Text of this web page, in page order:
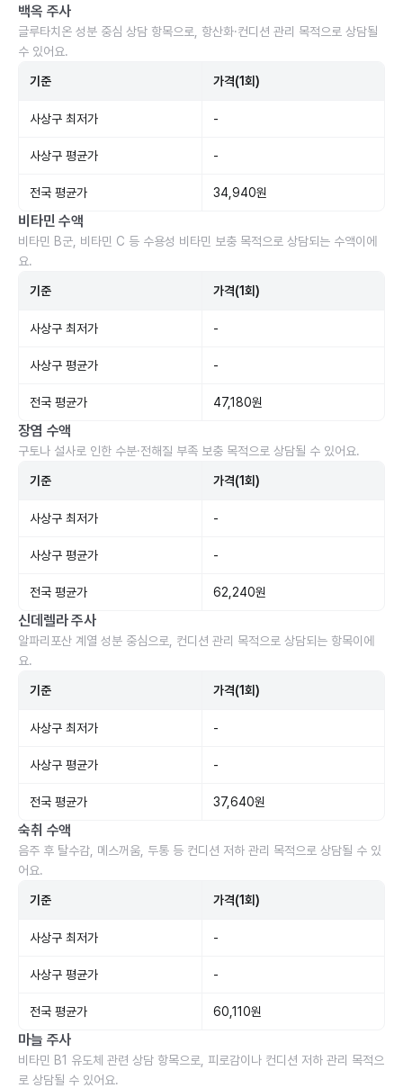
백옥 주사
글루타치온 성분 중심 상담 항목으로, 항산화·컨디션 관리 목적으로 상담될
수 있어요.
기준 가격(1회)
사상구 최저가 -
사상구 평균가 -
전국 평균가 34,940원
비타민 수액
비타민 B군, 비타민 C 등 수용성 비타민 보충 목적으로 상담되는 수액이에
요.
기준 가격(1회)
사상구 최저가 -
사상구 평균가 -
전국 평균가 47,180원
장염 수액
구토나 설사로 인한 수분·전해질 부족 보충 목적으로 상담될 수 있어요.
기준 가격(1회)
사상구 최저가 -
사상구 평균가 -
전국 평균가 62,240원
신데렐라 주사
알파리포산 계열 성분 중심으로, 컨디션 관리 목적으로 상담되는 항목이에
요.
기준 가격(1회)
사상구 최저가 -
사상구 평균가 -
전국 평균가 37,640원
숙취 수액
음주 후 탈수감, 메스꺼움, 두통 등 컨디션 저하 관리 목적으로 상담될 수 있
어요.
기준 가격(1회)
사상구 최저가 -
사상구 평균가 -
전국 평균가 60,110원
마늘 주사
비타민 B1 유도체 관련 상담 항목으로, 피로감이나 컨디션 저하 관리 목적으
로 상담될 수 있어요.